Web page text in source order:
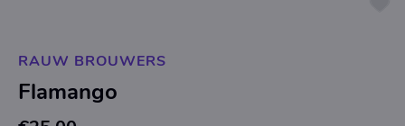
RAUW BROUWERS
Flamango